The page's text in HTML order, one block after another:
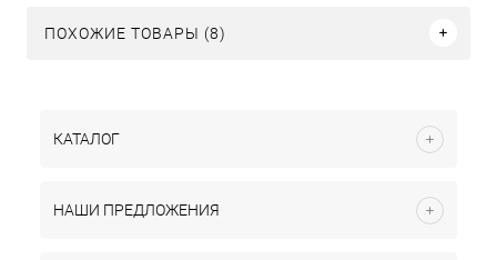
ПОХОЖИЕ ТОВАРЫ (8)
КАТАЛОГ
НАШИ ПРЕДЛОЖЕНИЯ